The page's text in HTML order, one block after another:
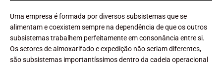
Uma empresa é formada por diversos subsistemas que se
alimentam e coexistem sempre na dependência de que os outros
subsistemas trabalhem perfeitamente em consonância entre si.
Os setores de almoxarifado e expedição não seriam diferentes,
são subsistemas importantíssimos dentro da cadeia operacional